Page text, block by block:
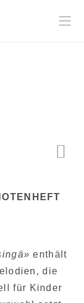
enthält
die
für Kinder